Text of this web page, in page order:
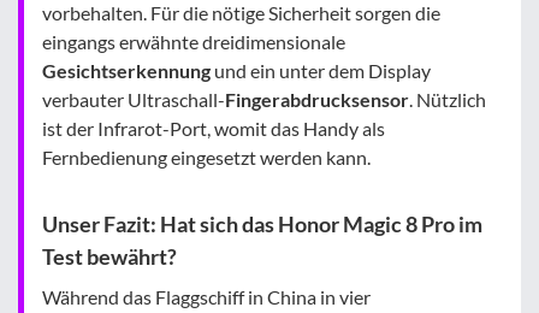
vorbehalten. Für die nötige Sicherheit sorgen die
eingangs erwähnte dreidimensionale
Gesichtserkennung und ein unter dem Display
verbauter Ultraschall-Fingerabdrucksensor. Nützlich
ist der Infrarot-Port, womit das Handy als
Fernbedienung eingesetzt werden kann.
Unser Fazit: Hat sich das Honor Magic 8 Pro im
Test bewährt?
Während das Flaggschiff in China in vier